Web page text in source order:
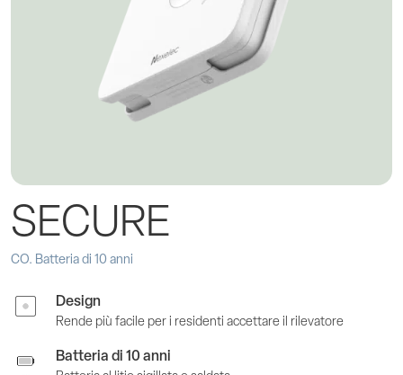
SECURE
CO. Batteria di 10 anni
Design
Rende più facile per i residenti accettare il rilevatore
Batteria di 10 anni